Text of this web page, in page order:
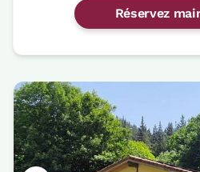
Réservez